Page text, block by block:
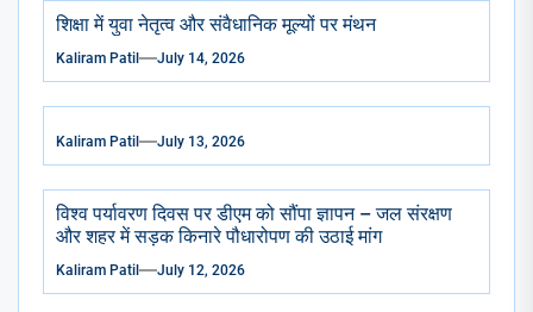
शिक्षा में युवा नेतृत्व और संवैधानिक मूल्यों पर मंथन
Kaliram Patil July 14, 2026
Kaliram Patil July 13, 2026
विश्व पर्यावरण दिवस पर डीएम को सौंपा ज्ञापन – जल संरक्षण
और शहर में सड़क किनारे पौधारोपण की उठाई मांग
Kaliram Patil July 12, 2026